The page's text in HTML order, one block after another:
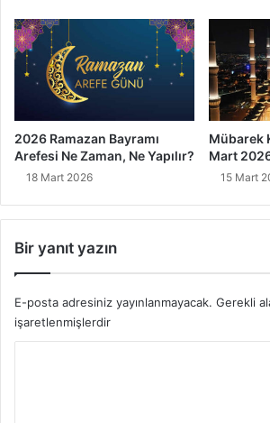
2026 Ramazan Bayramı
Arefesi Ne Zaman, Ne Yapılır?
18 Mart 2026
Mübarek
Mart
15 Mart
Bir yanıt yazın
E-posta adresiniz yayınlanmayacak. Gerekli
işaretlenmişlerdir